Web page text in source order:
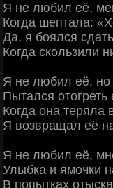
Я не любил её,
Когда шептала:
Да, я боялся
Когда скользили
Я не любил её, но
Пытался
Когда она теряла
Я возвращал её
Я не любил её,
Улыбка и ямочки
В попытках